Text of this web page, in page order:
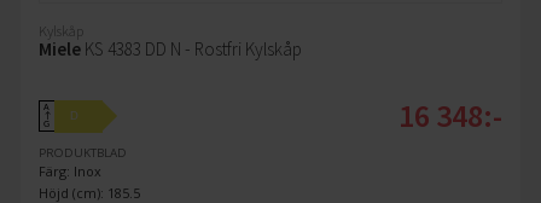
Kylskåp
Miele KS 4383 DD N - Rostfri Kylskåp
A
↑
G
D
PRODUKTBLAD
Färg: Inox
Höjd (cm): 185.5
16 348:-